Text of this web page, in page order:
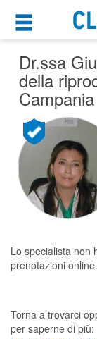
Patologo Della
Giugliano In
Cosa possiamo
Per i
Prenota
Consulti
(su
Per gli
Planner
Dr.ssa
della
Campania
Lo specialista non
prenotazioni online.
Torna a trovarci
per saperne di più: